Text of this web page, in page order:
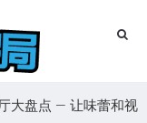
大盘点 — 让味蕾和视